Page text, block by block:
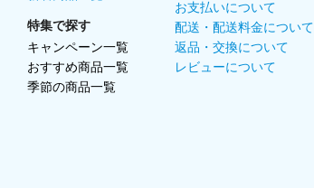
特集で探す
キャンペーン一覧
おすすめ商品一覧
季節の商品一覧
お支払いについて
配送・配送料金について
返品・交換について
レビューについて